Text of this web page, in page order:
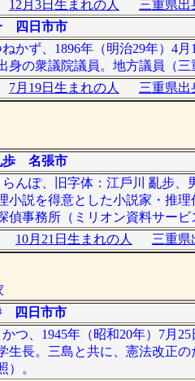
12月3日生まれの人
三重県出
四日市市
かず、1896年（明治29年）4
身の衆議院議員。地方議員（
7月19日生まれの人 三重県出
歩 名張市
んぽ、旧字体：江戶川 亂步、
小説を得意とした小説家・推
偵事務所（ミリオン資料サービ
10月21日生まれの人 三重県
四日市市
つ、1945年（昭和20年）7月
生長。三島と共に、憲法改正
）。